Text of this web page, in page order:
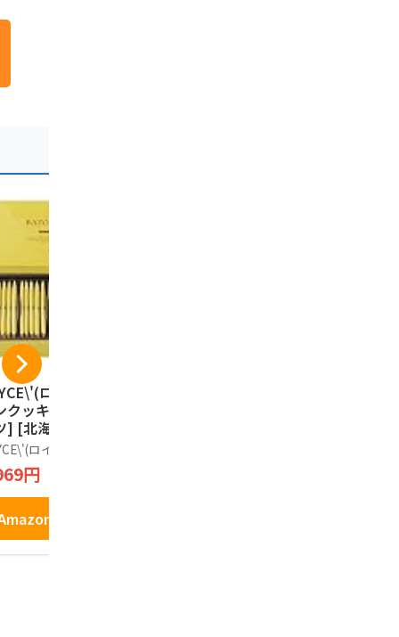
ロイズ) バ
クッキー[ココナ
] [北海道スイー
個 (x 1)
ロイズ)
円
で見る